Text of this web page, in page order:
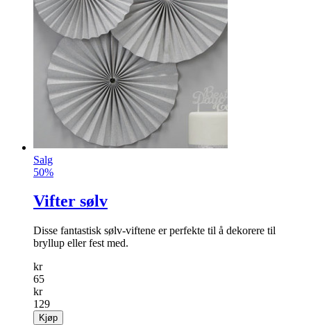
Salg
50%
Vifter sølv
Disse fantastisk sølv-viftene er perfekte til å dekorere til
bryllup eller fest med.
kr
65
kr
129
Kjøp